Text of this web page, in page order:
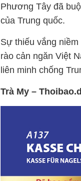
Phương Tây đã
của Trung quốc.
Sự thiếu vắng
rào cản ngăn Việt
liên minh chống
Trà My –